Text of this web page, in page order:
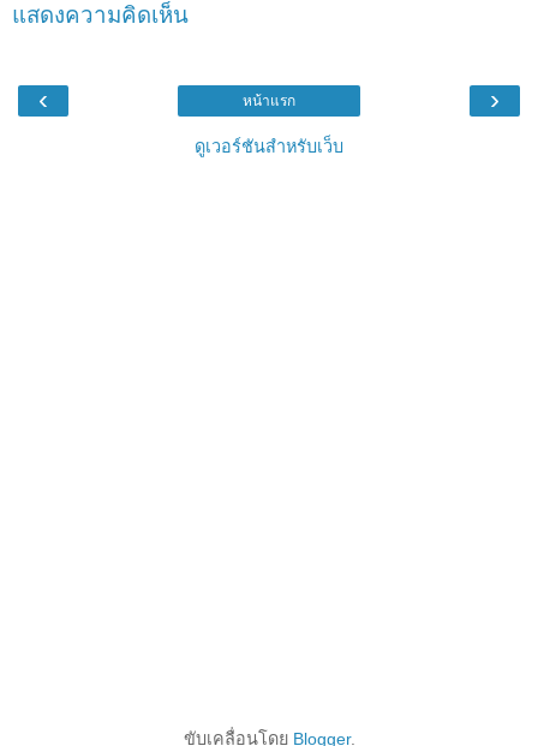
แสดงความคิดเห็น
‹ ›
หน้าแรก
ดูเวอร์ชันสำหรับเว็บ
ขับเคลื่อนโดย Blogger.